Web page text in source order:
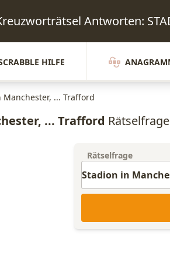
Antworten:
HILFE
... Trafford
... Trafford
Rätselfrage